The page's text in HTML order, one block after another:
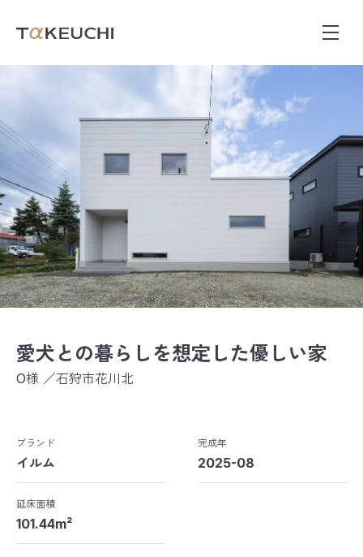
愛犬との暮らしを想定した優しい家
O様 ／石狩市花川北
ブランド
イルム
完成年
2025-08
延床面積
101.44m²